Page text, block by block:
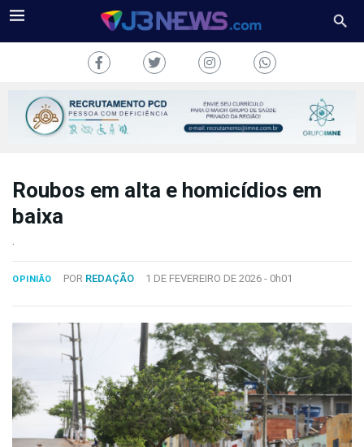
J3NEWS
TV
COLUNAS
CONOSCO
Desenvolvido
por
Hesea
Tecnologia
Roubos em alta e homicídios em
baixa
OPINIÃO POR REDAÇÃO 1 DE FEVEREIRO DE 2026 - 0h01